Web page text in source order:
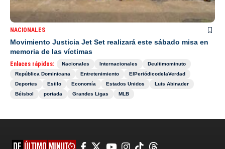
NACIONALES
Movimiento Justicia Jet Set realizará este sábado misa en
memoria de las víctimas
Enlaces rápidos: Nacionales Internacionales
Deultimominuto
República Dominicana
Entretenimiento
ElPeriódicodelaVerdad
Deportes
Estilo Economía Estados Unidos
Luis Abinader
Béisbol
portada Grandes Ligas MLB